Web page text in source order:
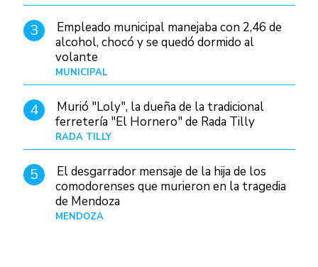
3
Empleado municipal manejaba con 2,46 de
alcohol, chocó y se quedó dormido al
volante
MUNICIPAL
4
Murió "Loly", la dueña de la tradicional
ferretería "El Hornero" de Rada Tilly
RADA TILLY
5
El desgarrador mensaje de la hija de los
comodorenses que murieron en la tragedia
de Mendoza
MENDOZA